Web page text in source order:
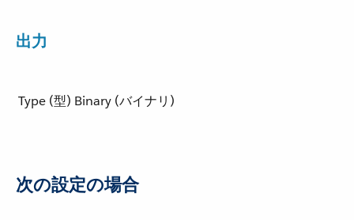
出力
Type (型) Binary (バイナリ)
次の設定の場合